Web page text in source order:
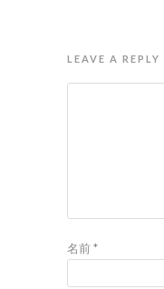
LEAVE A REPLY
名前 *